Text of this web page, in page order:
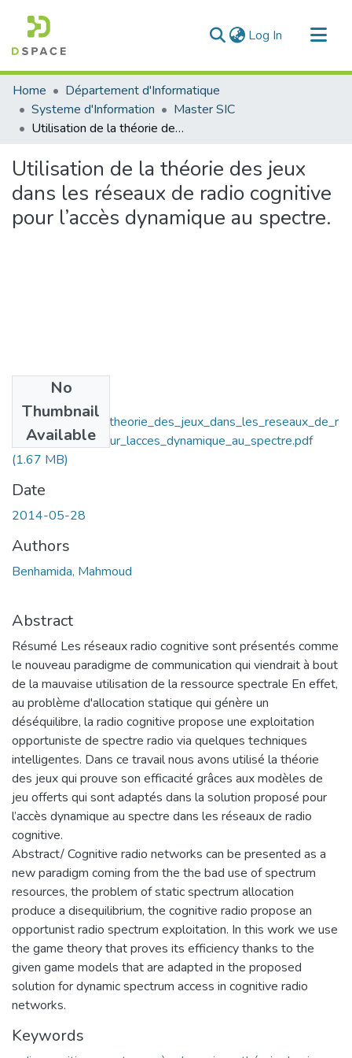
Log In (current)
Communities & Collections
All of DSpace
Statistics
Home
Département d'Informatique
Systeme d'Information
Master SIC
Utilisation de la théorie des jeux dans les réseaux de radio cognitive pour l’accès dynamique au spectre.
Utilisation de la théorie des jeux
dans les réseaux de radio cognitive
pour l’accès dynamique au spectre.
No
Thumbnail
Available
Utilisation_de_la_theorie_des_jeux_dans_les_reseaux_de_r
adio_cognitive_pour_lacces_dynamique_au_spectre.pdf
(1.67 MB)
Date
2014-05-28
Authors
Benhamida, Mahmoud
Abstract
Résumé Les réseaux radio cognitive sont présentés comme
le nouveau paradigme de communication qui viendrait à bout
de la mauvaise utilisation de la ressource spectrale En effet,
au problème d'allocation statique qui génère un
déséquilibre, la radio cognitive propose une exploitation
opportuniste de spectre radio via quelques techniques
intelligentes. Dans ce travail nous avons utilisé la théorie
des jeux qui prouve son efficacité grâces aux modèles de
jeu offerts qui sont adaptés dans la solution proposé pour
l’accès dynamique au spectre dans les réseaux de radio
cognitive.
Abstract/ Cognitive radio networks can be presented as a
new paradigm coming from the the bad use of spectrum
resources, the problem of static spectrum allocation
produce a disequilibrium, the cognitive radio propose an
opportunist radio spectrum exploitation. In this work we use
the game theory that proves its efficiency thanks to the
given game models that are adapted in the proposed
solution for dynamic spectrum access in cognitive radio
networks.
Keywords